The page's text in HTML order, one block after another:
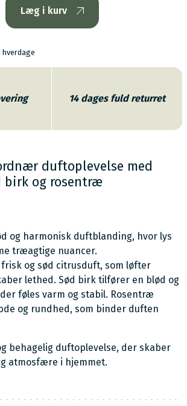
Læg i kurv
14 dages fuld returret
duftoplevelse med
birk og rosentræ
og harmonisk duftblanding, hvor lys
træagtige nuancer.
og sød citrusduft, som løfter
lethed. Sød birk tilfører en blød og
føles varm og stabil. Rosentræ
og rundhed, som binder duften
behagelig duftoplevelse, der skaber
atmosfære i hjemmet.